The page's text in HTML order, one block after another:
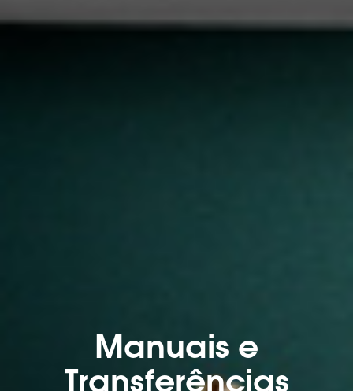
Manuais e
Transferências